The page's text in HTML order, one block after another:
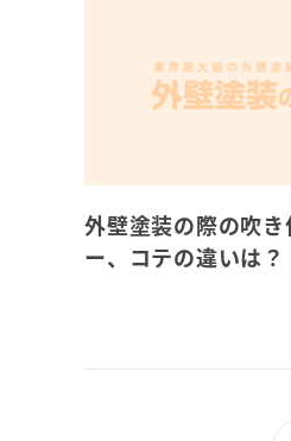
外壁塗装の際の吹
ー、コテの違いは？